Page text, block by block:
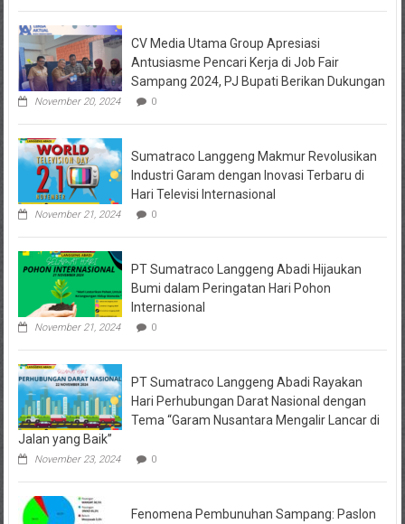
Polisi
Kediri
Jadi
Tersangka
Penipuan
Kuasa
Korban
Desak
Penahanan
CV Media Utama Group Apresiasi
Antusiasme Pencari Kerja di Job Fair
Sampang 2024, PJ Bupati Berikan Dukungan
November 20, 2024 0
Sumatraco Langgeng Makmur Revolusikan
Industri Garam dengan Inovasi Terbaru di
Hari Televisi Internasional
November 21, 2024 0
PT Sumatraco Langgeng Abadi Hijaukan
Bumi dalam Peringatan Hari Pohon
Internasional
November 21, 2024 0
PT Sumatraco Langgeng Abadi Rayakan
Hari Perhubungan Darat Nasional dengan
Tema “Garam Nusantara Mengalir Lancar di
Jalan yang Baik”
November 23, 2024 0
Fenomena Pembunuhan Sampang: Paslon